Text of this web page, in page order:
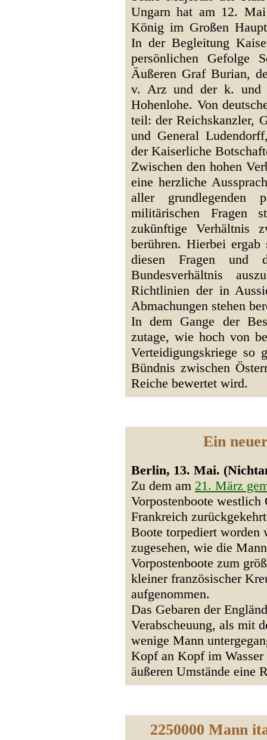
Ungarn hat am 12.
König im Großen
In der Begleitung
persönlichen Gefolge
Äußeren Graf Burian,
v. Arz und der k. und
Hohenlohe. Von
teil: der Reichskanzler,
und General
der Kaiserliche
Zwischen den hohen
eine herzliche
aller grundlegenden
militärischen Fragen
zukünftige Verhältnis
berühren. Hierbei
diesen Fragen und
Bundesverhältnis
Richtlinien der in
Abmachungen stehen
In dem Gange der
zutage, wie hoch von
Verteidigungskriege so
Bündnis zwischen
Reiche bewertet wird.
Ein
Berlin, 13. Mai.
Zu dem am 21. März
Vorpostenboote westlich
Frankreich
Boote torpediert worden
zugesehen, wie die
Vorpostenboote zum
kleiner französischer
aufgenommen.
Das Gebaren der
Verabscheuung, als mit
wenige Mann
Kopf an Kopf im Wasser
äußeren Umstände eine
2250000 Mann